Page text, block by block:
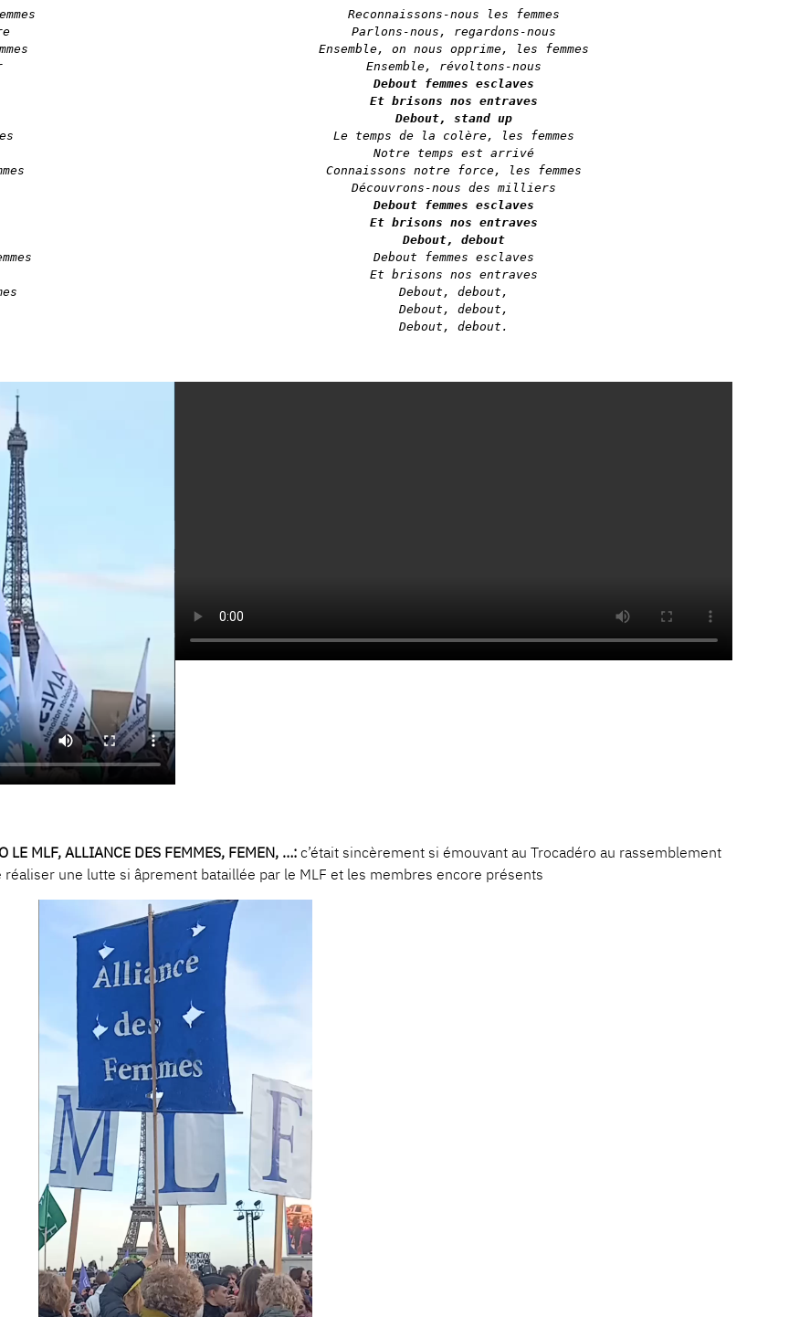
Nous sommes le continent noir
Reconnaissons-nous les femmes
Parlons-nous, regardons-nous
Ensemble, on nous opprime, les femmes
Debout femmes esclaves
Et brisons nos entraves
Debout, stand up
Le temps de la colère, les femmes
Notre temps est arrivé
Connaissons notre force, les femmes
Debout femmes esclaves
Et brisons nos entraves
Debout, debout
Debout femmes esclaves
Et brisons nos entraves
Debout, debout,
Debout, debout,
Debout, debout.
LE MLF, ALLIANCE DES FEMMES, FEMEN, …:c’était sincèrement si émouvant au Trocadéro au rassemblement
une lutte si âprement bataillée par le MLF et les membres encore présents